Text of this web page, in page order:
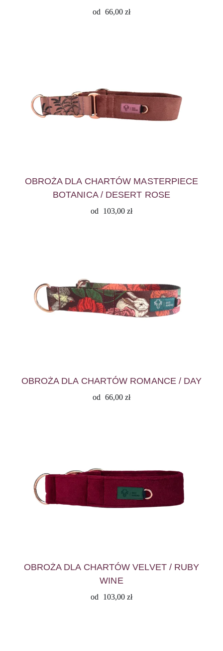
od 66,00 zł
OBROŻA DLA CHARTÓW MASTERPIECE
BOTANICA / DESERT ROSE
od 103,00 zł
OBROŻA DLA CHARTÓW ROMANCE / DAY
od 66,00 zł
OBROŻA DLA CHARTÓW VELVET / RUBY
WINE
od 103,00 zł